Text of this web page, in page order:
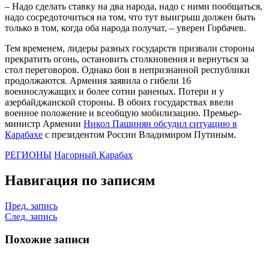
– Надо сделать ставку на два народа, надо с ними пообщаться,
надо сосредоточиться на том, что тут выигрыш должен быть
только в том, когда оба народа получат, – уверен Горбачев.
Тем временем, лидеры разных государств призвали стороны
прекратить огонь, остановить столкновения и вернуться за
стол переговоров. Однако бои в непризнанной республики
продолжаются. Армения заявила о гибели 16
военнослужащих и более сотни раненых. Потери и у
азербайджанской стороны. В обоих государствах ввели
военное положение и всеобщую мобилизацию. Премьер-
министр Армении Никол Пашинян обсудил ситуацию в
Карабахе с президентом России Владимиром Путиным.
РЕГИОНЫ Нагорный Карабах
Навигация по записям
Пред. запись
След. запись
Похожие записи